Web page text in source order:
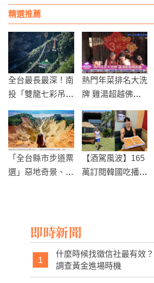
精選推薦
全台最長最深！南
投「雙龍七彩吊
將開放
熱門年菜排名大洗
牌 雞湯超越佛跳
「全台縣市步道票
選」惡地奇景、台
【酒駕風波】165
萬訂閱韓國吃播網
即時新聞
1
什麼時候找徵信社最有效
調查黃金進場時機